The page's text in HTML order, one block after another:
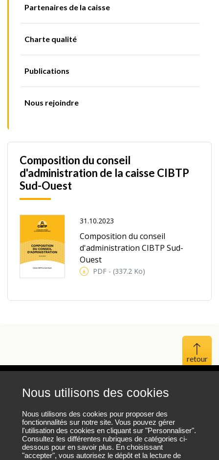
Nous utilisons des cookies
Nous utilisons des cookies pour proposer des
fonctionnalités sur notre site. Vous pouvez gérer
l'utilisation des cookies en cliquant sur "Personnaliser".
Consultez les différentes rubriques de catégories ci-
dessous pour en savoir plus. En choisissant
"accepter", vous autorisez le dépôt et la lecture de
Partenaires de la caisse
Charte qualité
Publications
Nous rejoindre
Composition du conseil
d'administration de la caisse CIBTP
Sud-Ouest
31.10.2023
Composition du conseil
d'administration CIBTP Sud-
Ouest
PDF - (337.2 Ko)
Haut
Mentions légales
Protection des données personnelles
Plan du site